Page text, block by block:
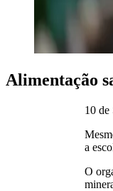
Alimentação
10 de
a
O